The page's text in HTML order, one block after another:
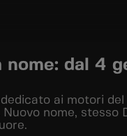
nome: dal 4
ai motori
nome, stesso